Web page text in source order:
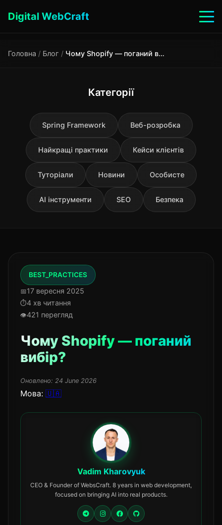
Digital WebCraft
Головна / Блог / Чому Shopify — поганий вибір?
Категорії
Spring Framework Веб-розробка
Найкращі практики Кейси клієнтів
Туторіали Новини Особисте
AI інструменти SEO Безпека
BEST_PRACTICES
17 вересня 2025
4 хв читання
421 перегляд
Чому Shopify — поганий
вибір?
Оновлено: 24 June 2026
Мова: 🇺🇦
Vadim Kharovyuk
CEO & Founder of WebsCraft. 8 years in web development,
focused on bringing AI into real products.